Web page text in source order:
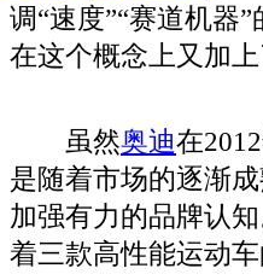
调“速度”“赛道机器
在这个概念上又加
虽然奥迪在
是随着市场的逐渐
加强有力的品牌认
着三款高性能运动车